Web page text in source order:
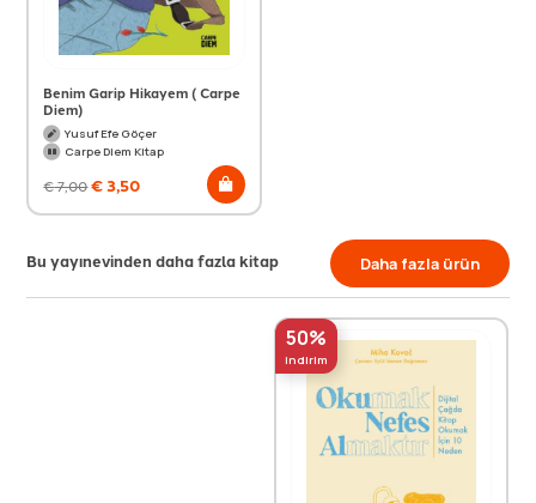
Benim Garip Hikayem ( Carpe
Diem)
Yusuf Efe Göçer
Carpe Diem Kitap
€7,00€ 3,50
Bu yayınevinden daha fazla kitap Daha fazla ürün
50%
indirim